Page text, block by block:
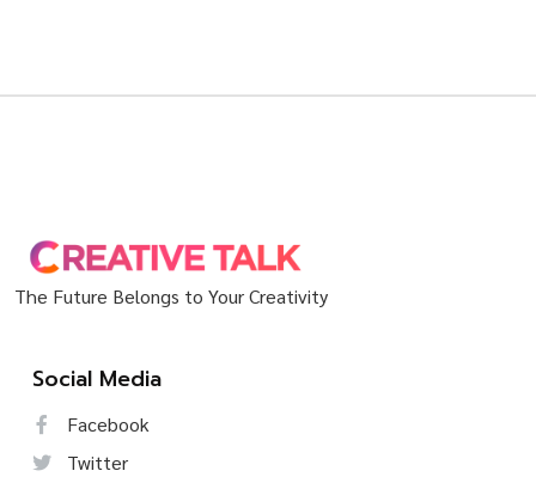
The Future Belongs to Your Creativity
Social Media
Facebook
Twitter